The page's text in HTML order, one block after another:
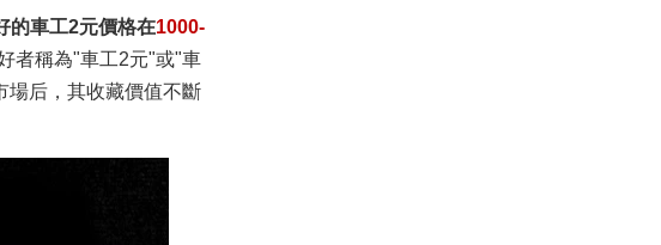
好的車工2元價格在1000-
好者稱為"車工2元"或"車
，其收藏價值不斷